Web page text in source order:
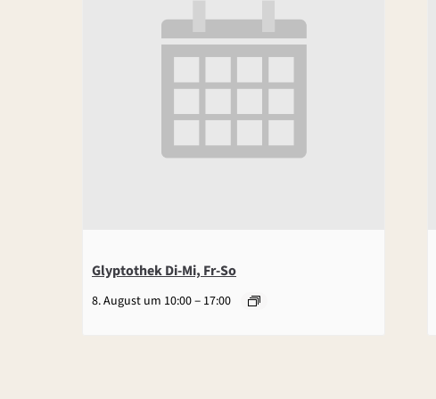
Glyptothek Di-Mi, Fr-So
8. August um 10:00– 17:00